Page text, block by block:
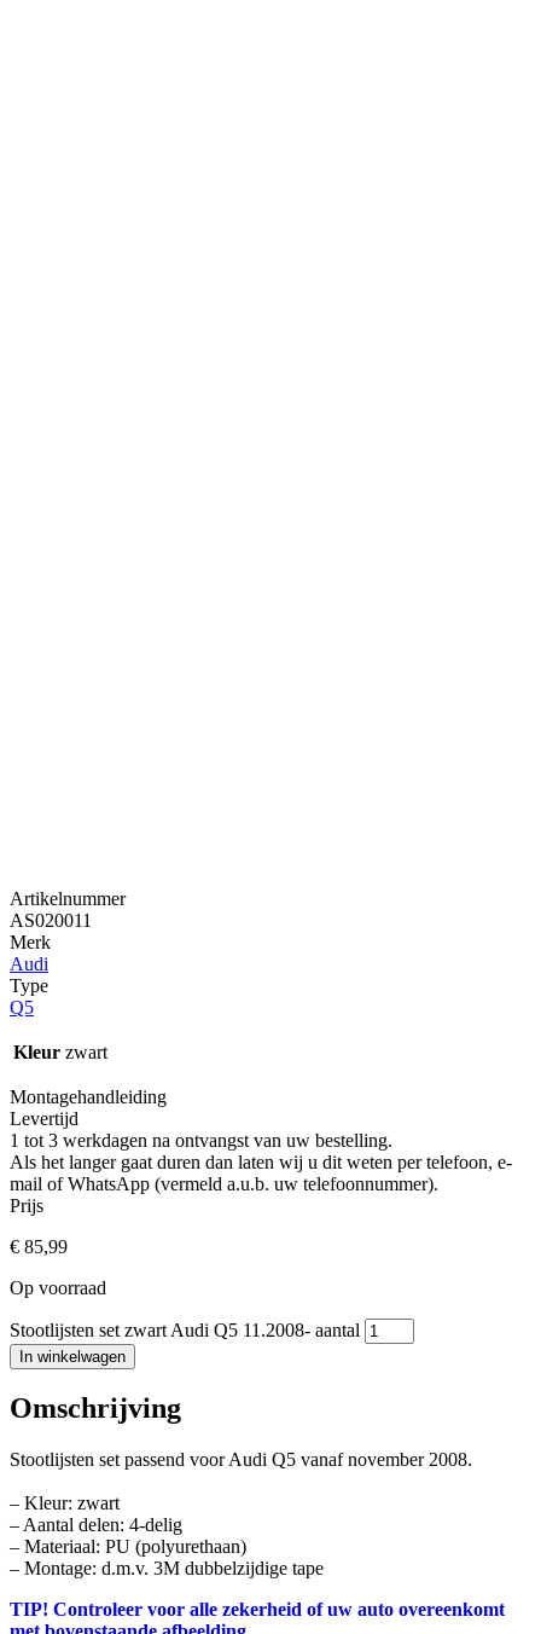
Artikelnummer
AS020011
Merk
Audi
Type
Q5
Kleur zwart
Montagehandleiding
Levertijd
1 tot 3 werkdagen na ontvangst van uw bestelling.
Als het langer gaat duren dan laten wij u dit weten per telefoon, e-
mail of WhatsApp (vermeld a.u.b. uw telefoonnummer).
Prijs
€ 85,99
Op voorraad
Stootlijsten set zwart Audi Q5 11.2008- aantal
In winkelwagen
Omschrijving
Stootlijsten set passend voor Audi Q5 vanaf november 2008.
– Kleur: zwart
– Aantal delen: 4-delig
– Materiaal: PU (polyurethaan)
– Montage: d.m.v. 3M dubbelzijdige tape
TIP! Controleer voor alle zekerheid of uw auto overeenkomt